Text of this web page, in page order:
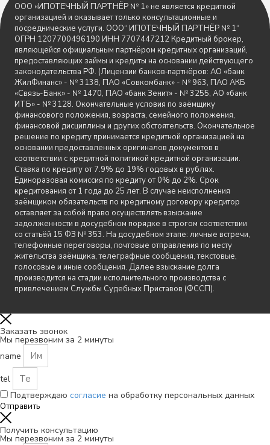
ООО «ИПОТЕЧНЫЙ ПАРТНЁР № 1» не является кредитной
организацией и оказывает только консультационные и
посреднические услуги. ООО“ ИПОТЕЧНЫЙ ПАРТНЁР № 1“
ОГРН 1207700496190 ИНН 7707447212 Кредитный брокер,
являющейся официальным партнёром кредитных организаций,
предоставляющих займы и кредиты на основании действующего
законодательства РФ. (Лицензии банков‑партнёров: АО «банк
ЖилФинанс» - № 3138, ПАО «Совкомбанк» - № 963, ПАО АКБ
«Связь-Банк» - № 1470, ПАО «банк Зенит» - № 3255, АО «банк
ИТБ» - № 3128. Окончательные условия по заёмщику
финансового положения, возраста, семейного положения,
финансовой дисциплины и других обстоятельств. Окончательное
решение по кредиту принимается кредитной организацией на
основании предоставленных оригиналов документов в
соответствии с кредитной политикой кредитной организации.
Ставка по кредиту от 7.9% до 19% годовых в рублях.
Единоразовая комиссия по кредиту от 0% до 2%. Срок
кредитования от 1 года до 25 лет. В случае неисполнения
заёмщиком обязательств по кредитному договору кредитор
оставляет за собой право осуществлять взыскание
задолженности в досудебном порядке в строгом соответствии
со статьёй 15 ФЗ № 353. На досудебном этапе: личные встречи,
телефонные переговоры, почтовые отправления по месту
жительства заёмщика, телеграфные сообщения, текстовые,
голосовые и иные сообщения. Далее взыскание долга
производится на стадии исполнительного производства с
привлечением Службы Судебных Приставов (ФССП).
Заказать звонок
Мы перезвоним за 2 минуты
name
tel
Подтверждаю согласие на обработку персональных данных
Отправить
Получить консультацию
Мы перезвоним за 2 минуты